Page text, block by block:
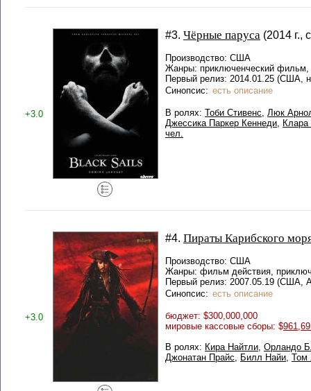
+3.0
#3. Чёрные паруса (2014 г.,
Производство: США
Жанры: приключенческий фильм,
Первый релиз: 2014.01.25 (США,
Синопсис: есть описание
В ролях: Тоби Стивенс, Люк
Джессика Паркер Кеннеди,
чел.
+3.0
#4. Пираты Карибского
Производство: США
Жанры: фильм действия,
Первый релиз: 2007.05.19 (США,
Синопсис: есть описание
бюджет: $300,000,000
мировые кассовые сборы: $
В ролях: Кира Найтли, Орландо
Джонатан Прайс, Билл Найи, Том